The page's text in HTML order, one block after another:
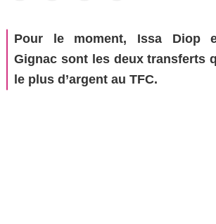
Pour le moment, Issa Diop
Gignac sont les deux transferts
le plus d’argent au TFC.